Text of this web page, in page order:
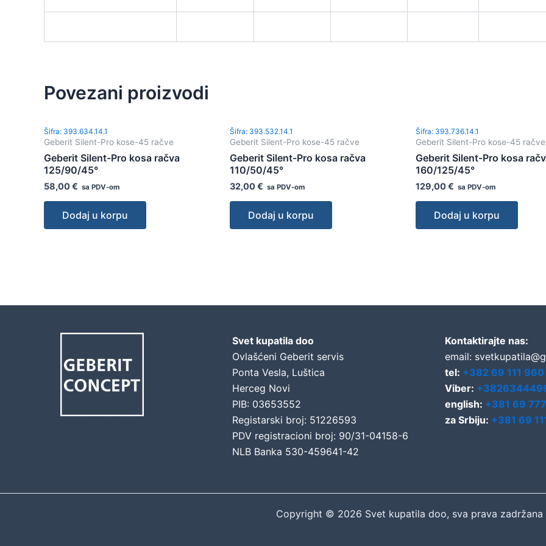
Povezani proizvodi
Šifra: 393.634.14.1
Geberit Silent-Pro kose-45 račve
Geberit Silent-Pro kosa račva
125/90/45°
58,00€ sa PDV-om
Dodaj u korpu
Šifra: 393.532.14.1
Geberit Silent-Pro kose-45 račve
Geberit Silent-Pro kosa račva
110/50/45°
32,00€ sa PDV-om
Dodaj u korpu
Šifra: 393.736.14.1
Geberit Silent-Pro kose-45 račve
Geberit Silent-Pro kosa
160/125/45°
129,00€ sa PDV-om
Dodaj u korpu
Svet kupatila doo
Ovlašćeni Geberit servis
Ponta Vesla, Luštica
Herceg Novi
PIB: 03653552
Registarski broj: 51226593
PDV registracioni broj: 90/31-04158-6
NLB Banka 530-459641-42
Kontaktirajte nas:
email:
tel: +382 69 111 960
Viber:
english: +381 69
za Srbiju: +381 69
Copyright © 2026 Svet kupatila doo, sva prava zadržana